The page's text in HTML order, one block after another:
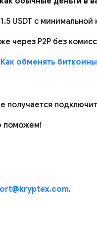
USDT с
через P2P без
обменять
получается
поможем!
.